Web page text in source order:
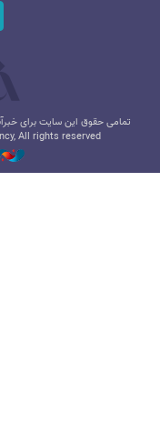
تمامی حقوق این سایت برای
All rights reserved